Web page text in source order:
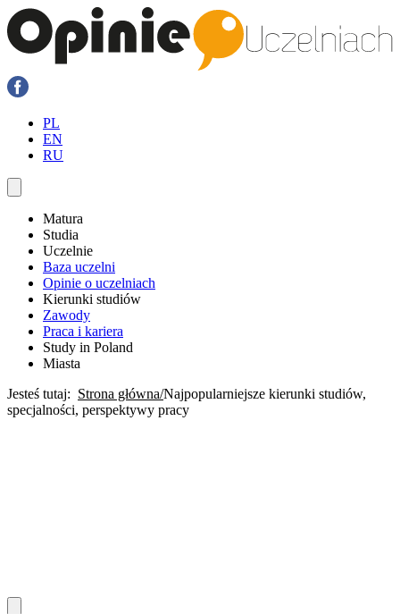
PL
EN
RU
Matura
Studia
Uczelnie
Baza uczelni
Opinie o uczelniach
Kierunki studiów
Zawody
Praca i kariera
Study in Poland
Miasta
Jesteś tutaj: Strona główna Najpopularniejsze kierunki studiów,
specjalności, perspektywy pracy